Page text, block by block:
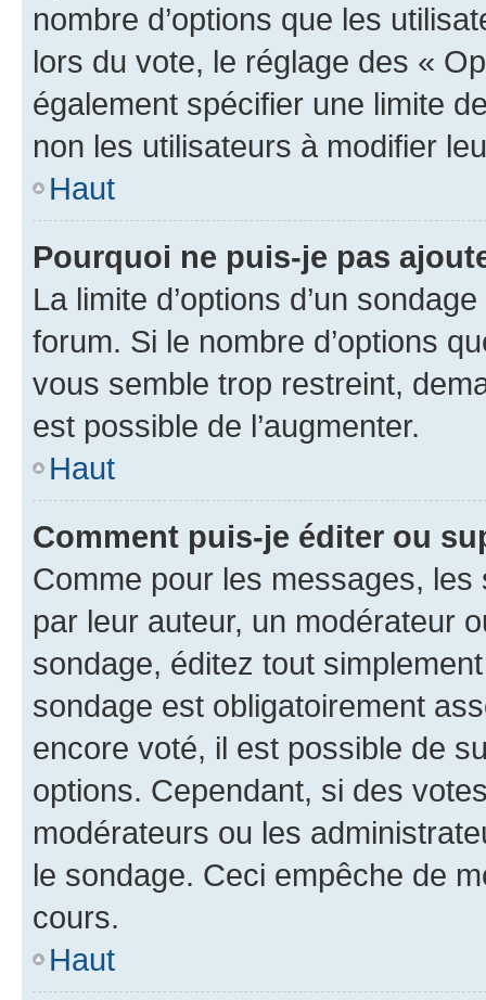
nombre d’options que les
lors du vote, le réglage des «
également spécifier une limite
non les utilisateurs à modifier
Haut
Pourquoi ne puis-je pas
La limite d’options d’un
forum. Si le nombre d’options
vous semble trop restreint,
est possible de l’augmenter.
Haut
Comment puis-je éditer ou
Comme pour les messages,
par leur auteur, un modérateur
sondage, éditez tout
sondage est obligatoirement
encore voté, il est possible de
options. Cependant, si des
modérateurs ou les
le sondage. Ceci empêche de
cours.
Haut